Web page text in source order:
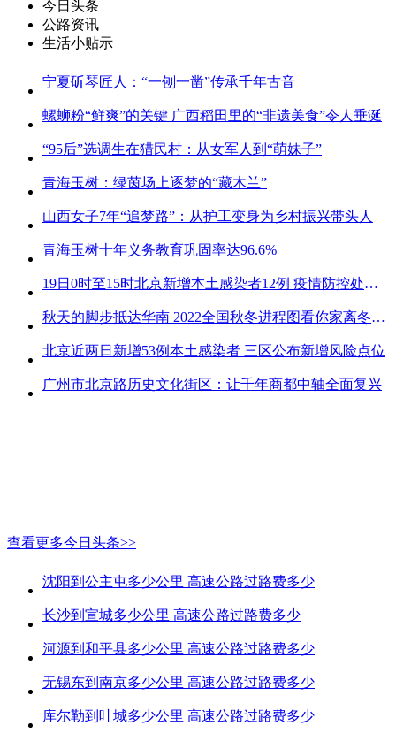
今日头条
公路资讯
生活小贴示
宁夏斫琴匠人：“一刨一凿”传承千年古音
螺蛳粉“鲜爽”的关键 广西稻田里的“非遗美食”令人垂涎
“95后”选调生在猎民村：从女军人到“萌妹子”
青海玉树：绿茵场上逐梦的“藏木兰”
山西女子7年“追梦路”：从护工变身为乡村振兴带头人
青海玉树十年义务教育巩固率达96.6%
19日0时至15时北京新增本土感染者12例 疫情防控处关键时刻
秋天的脚步抵达华南 2022全国秋冬进程图看你家离冬天有多远
北京近两日新增53例本土感染者 三区公布新增风险点位
广州市北京路历史文化街区：让千年商都中轴全面复兴
查看更多今日头条>>
沈阳到公主屯多少公里 高速公路过路费多少
长沙到宣城多少公里 高速公路过路费多少
河源到和平县多少公里 高速公路过路费多少
无锡东到南京多少公里 高速公路过路费多少
库尔勒到叶城多少公里 高速公路过路费多少